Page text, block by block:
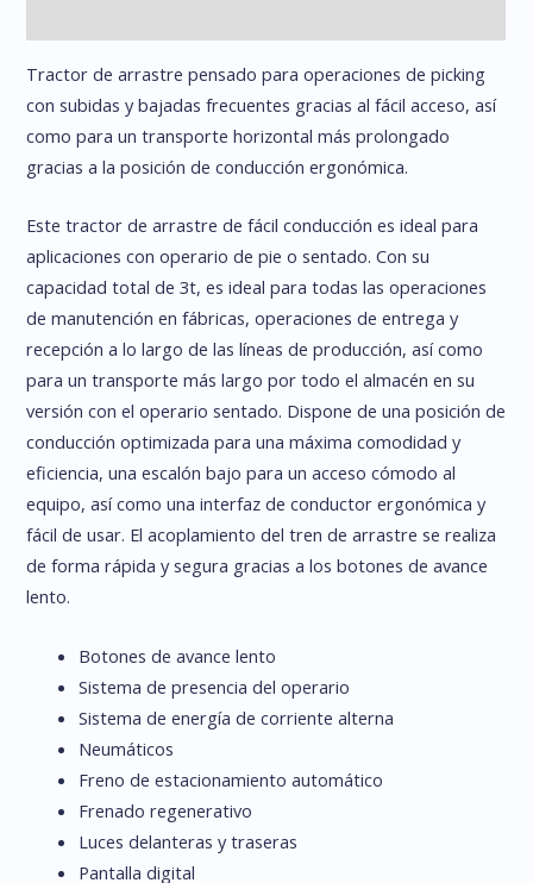
Tractor de arrastre pensado para operaciones de picking
con subidas y bajadas frecuentes gracias al fácil acceso, así
como para un transporte horizontal más prolongado
gracias a la posición de conducción ergonómica.
Este tractor de arrastre de fácil conducción es ideal para
aplicaciones con operario de pie o sentado. Con su
capacidad total de 3t, es ideal para todas las operaciones
de manutención en fábricas, operaciones de entrega y
recepción a lo largo de las líneas de producción, así como
para un transporte más largo por todo el almacén en su
versión con el operario sentado. Dispone de una posición de
conducción optimizada para una máxima comodidad y
eficiencia, una escalón bajo para un acceso cómodo al
equipo, así como una interfaz de conductor ergonómica y
fácil de usar. El acoplamiento del tren de arrastre se realiza
de forma rápida y segura gracias a los botones de avance
lento.
Botones de avance lento
Sistema de presencia del operario
Sistema de energía de corriente alterna
Neumáticos
Freno de estacionamiento automático
Frenado regenerativo
Luces delanteras y traseras
Pantalla digital